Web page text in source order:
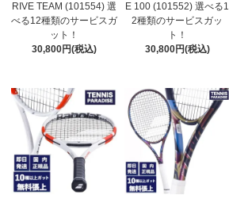
RIVE TEAM (101554) 選
べる12種類のサービスガ
ット！
30,800円(税込)
E 100 (101552) 選べる1
2種類のサービスガッ
ト！
30,800円(税込)